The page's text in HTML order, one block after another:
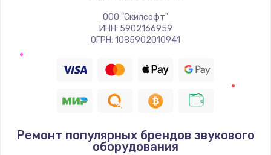
Заказать
900 руб.
Заказать
1400 руб.
ООО "Скилсофт"
ИНН: 5902166959
ОГРН: 1085902010941
Ремонт популярных брендов звукового
оборудования